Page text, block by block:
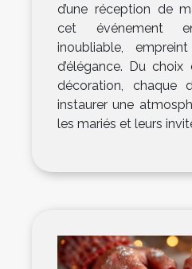
d’une réception de
cet événement
inoubliable,
d’élégance. Du choix
décoration, chaque
instaurer une
les mariés et leurs